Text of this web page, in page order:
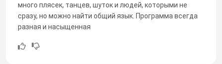
много плясек, танцев, шуток и людей, которыми не
сразу, но можно найти общий язык. Программа всегда
разная и насыщенная